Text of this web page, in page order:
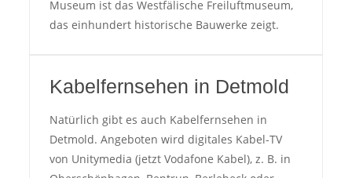
Museum ist das Westfälische Freiluftmuseum,
das einhundert historische Bauwerke zeigt.
Kabelfernsehen in Detmold
Natürlich gibt es auch Kabelfernsehen in
Detmold. Angeboten wird digitales Kabel-TV
von Unitymedia (jetzt Vodafone Kabel), z. B. in